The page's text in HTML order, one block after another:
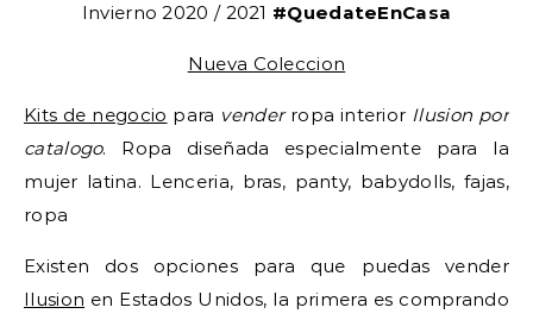
Invierno 2020 / 2021 #QuedateEnCasa
Nueva Coleccion
Kits de negocio para venderropa interior Ilusion por
catalogo. Ropa diseñada especialmente para la
mujer latina. Lenceria, bras, panty, babydolls, fajas,
ropa
Existen dos opciones para que puedas vender
Ilusion en Estados Unidos, la primera es comprando